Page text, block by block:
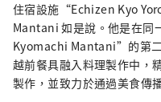
住宿設施“Echizen Kyo
Mantani 如是說。他是在
Kyomachi Mantani”的第二
越前餐具融入料理製作中，
製作，並致力於通過美食傳